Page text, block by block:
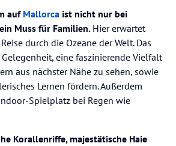
auf Mallorca ist nicht nur bei
Muss für Familien. Hier erwartet
durch die Ozeane der Welt. Das
eine faszinierende Vielfalt
aus nächster Nähe zu sehen, sowie
Lernen fördern. Außerdem
Spielplatz bei Regen wie
Korallenriffe, majestätische Haie